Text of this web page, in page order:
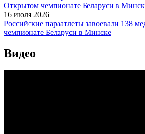
16 июля 2026
Российские параатлеты завоевали 138
чемпионате Беларуси в Минске
Видео